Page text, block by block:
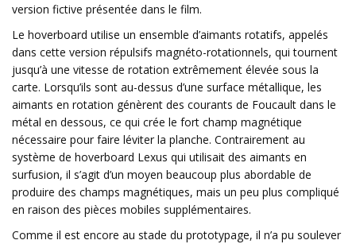
version fictive présentée dans le film.
Le hoverboard utilise un ensemble d’aimants rotatifs, appelés
dans cette version répulsifs magnéto-rotationnels, qui tournent
jusqu’à une vitesse de rotation extrêmement élevée sous la
carte. Lorsqu’ils sont au-dessus d’une surface métallique, les
aimants en rotation génèrent des courants de Foucault dans le
métal en dessous, ce qui crée le fort champ magnétique
nécessaire pour faire léviter la planche. Contrairement au
système de hoverboard Lexus qui utilisait des aimants en
surfusion, il s’agit d’un moyen beaucoup plus abordable de
produire des champs magnétiques, mais un peu plus compliqué
en raison des pièces mobiles supplémentaires.
Comme il est encore au stade du prototypage, il n’a pu soulever